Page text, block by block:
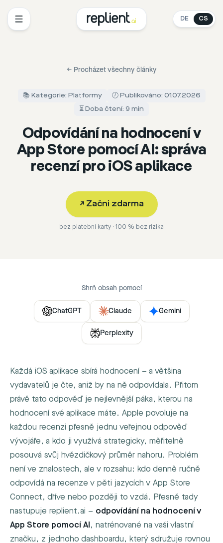
DE CS
← Procházet všechny články
📚 Kategorie: Platformy
🕖 Publikováno: 01.07.2026
⏳ Doba čtení: 9 min
Odpovídání na hodnocení v
App Store pomocí AI: správa
recenzí pro iOS aplikace
↗ Začni zdarma
bez platební karty · 100 % bez rizika
Shrň obsah pomocí
ChatGPT Claude Gemini
Perplexity
Každá iOS aplikace sbírá hodnocení – a většina
vydavatelů je čte, aniž by na ně odpovídala. Přitom
právě tato odpověď je nejlevnější páka, kterou na
hodnocení své aplikace máte. Apple povoluje na
každou recenzi přesně jednu veřejnou odpověď
vývojáře, a kdo ji využívá strategicky, měřitelně
posouvá svůj hvězdičkový průměr nahoru. Problém
není ve znalostech, ale v rozsahu: kdo denně ručně
odpovídá na recenze v pěti jazycích v App Store
Connect, dříve nebo později to vzdá. Přesně tady
nastupuje replient.ai – odpovídání na hodnocení v
App Store pomocí AI, natrénované na vaši vlastní
značku, z jednoho dashboardu, který sdružuje rovnou